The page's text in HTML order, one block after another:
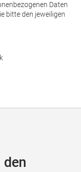
Daten
bitte den jeweiligen
den